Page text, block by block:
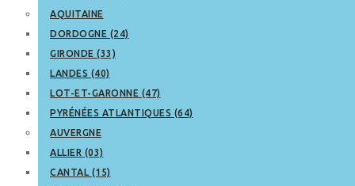
AQUITAINE
DORDOGNE (24)
GIRONDE (33)
LANDES (40)
LOT-ET-GARONNE (47)
PYRÉNÉES ATLANTIQUES (64)
AUVERGNE
ALLIER (03)
CANTAL (15)